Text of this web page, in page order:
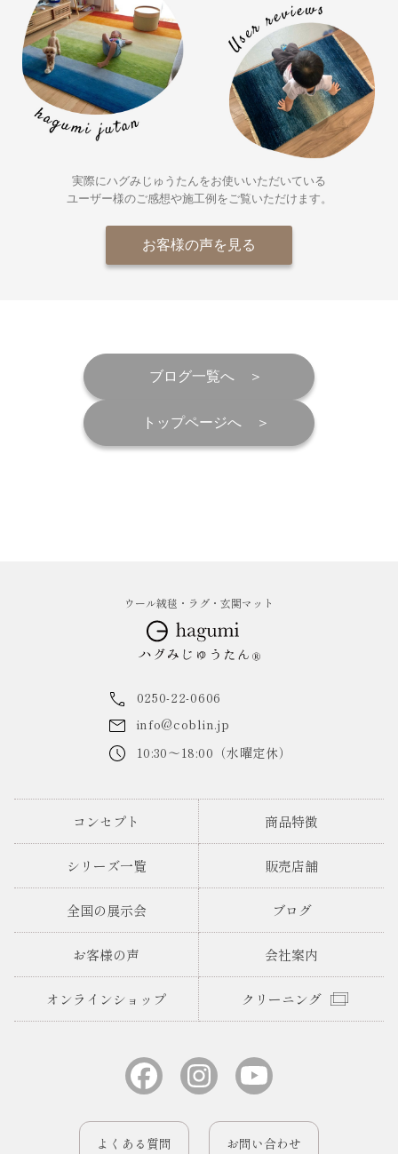
実際にハグみじゅうたんをお使いいただいている
ユーザー様のご感想や施工例をご覧いただけます。
お客様の声を見る
ブログ一覧へ
トップページへ
ウール絨毯・ラグ・玄関マット
0250-22-0606
info@coblin.jp
10:30～18:00（水曜定休）
コンセプト 商品特徴
シリーズ一覧 販売店舗
全国の展示会 ブログ
お客様の声 会社案内
オンラインショップ クリーニング
よくある質問 お問い合わせ